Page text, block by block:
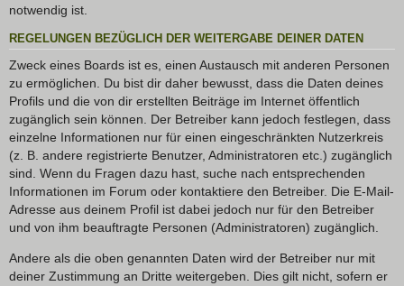
notwendig ist.
REGELUNGEN BEZÜGLICH DER WEITERGABE DEINER DATEN
Zweck eines Boards ist es, einen Austausch mit anderen Personen
zu ermöglichen. Du bist dir daher bewusst, dass die Daten deines
Profils und die von dir erstellten Beiträge im Internet öffentlich
zugänglich sein können. Der Betreiber kann jedoch festlegen, dass
einzelne Informationen nur für einen eingeschränkten Nutzerkreis
(z. B. andere registrierte Benutzer, Administratoren etc.) zugänglich
sind. Wenn du Fragen dazu hast, suche nach entsprechenden
Informationen im Forum oder kontaktiere den Betreiber. Die E-Mail-
Adresse aus deinem Profil ist dabei jedoch nur für den Betreiber
und von ihm beauftragte Personen (Administratoren) zugänglich.
Andere als die oben genannten Daten wird der Betreiber nur mit
deiner Zustimmung an Dritte weitergeben. Dies gilt nicht, sofern er